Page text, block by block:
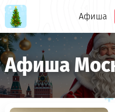
Афиша
Афиша